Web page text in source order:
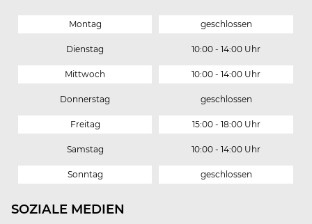
Montag geschlossen
Dienstag 10:00 - 14:00 Uhr
Mittwoch 10:00 - 14:00 Uhr
Donnerstag geschlossen
Freitag 15:00 - 18:00 Uhr
Samstag 10:00 - 14:00 Uhr
Sonntag geschlossen
SOZIALE MEDIEN